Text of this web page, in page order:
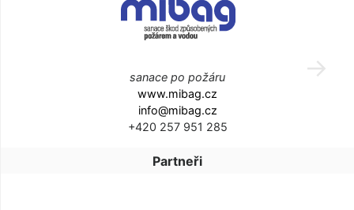
sanace po požáru
www.mibag.cz
info@mibag.cz
+420 257 951 285
Partneři